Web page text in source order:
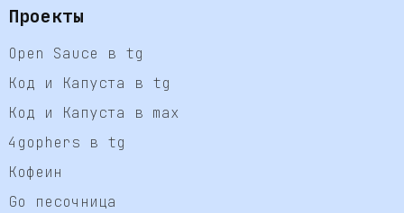
Проекты
Open Sauce в tg
Код и Капуста в tg
Код и Капуста в max
4gophers в tg
Кофеин
Go песочница